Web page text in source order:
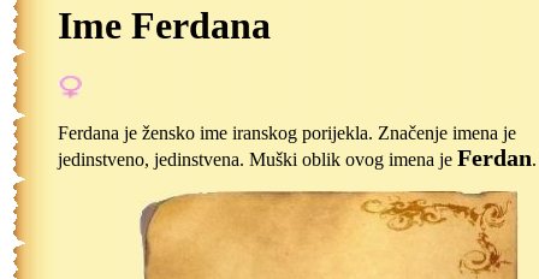
Ime Ferdana
Ferdana je žensko ime iranskog porijekla. Značenje imena je
jedinstveno, jedinstvena. Muški oblik ovog imena je Ferdan.